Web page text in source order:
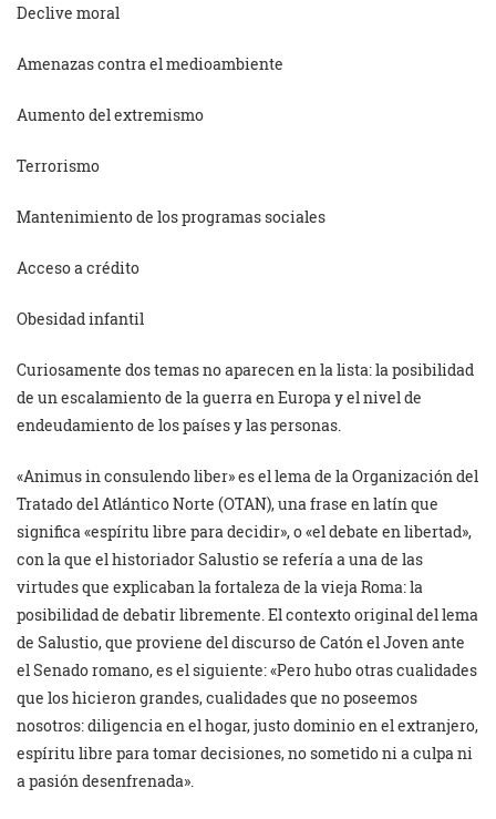
Declive moral
Amenazas contra el medioambiente
Aumento del extremismo
Terrorismo
Mantenimiento de los programas sociales
Acceso a crédito
Obesidad infantil
Curiosamente dos temas no aparecen en la lista: la posibilidad
de un escalamiento de la guerra en Europa y el nivel de
endeudamiento de los países y las personas.
«Animus in consulendo liber» es el lema de la Organización del
Tratado del Atlántico Norte (OTAN), una frase en latín que
significa «espíritu libre para decidir», o «el debate en libertad»,
con la que el historiador Salustio se refería a una de las
virtudes que explicaban la fortaleza de la vieja Roma: la
posibilidad de debatir libremente. El contexto original del lema
de Salustio, que proviene del discurso de Catón el Joven ante
el Senado romano, es el siguiente: «Pero hubo otras cualidades
que los hicieron grandes, cualidades que no poseemos
nosotros: diligencia en el hogar, justo dominio en el extranjero,
espíritu libre para tomar decisiones, no sometido ni a culpa ni
a pasión desenfrenada».